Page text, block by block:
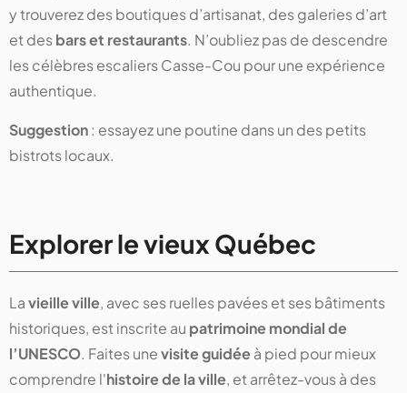
y trouverez des boutiques d’artisanat, des galeries d’art
et desbars et restaurants. N’oubliez pas de descendre
les célèbres escaliers Casse-Cou pour une expérience
authentique.
Suggestion: essayez une poutine dans un des petits
bistrots locaux.
Explorer le vieux Québec
Lavieille ville, avec ses ruelles pavées et ses bâtiments
historiques, est inscrite au patrimoine mondial de
l’UNESCO. Faites unevisite guidéeà pied pour mieux
comprendre l'histoire de la ville, et arrêtez-vous à des